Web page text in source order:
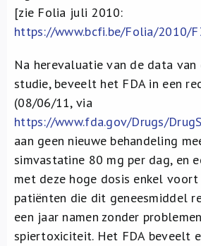
[zie Folia juli 2010:
https://www.bcfi.be/Folia/2010/
Na herevaluatie van de data van
studie, beveelt het FDA in een
(08/06/11, via
https://www.fda.gov/Drugs/
aan geen nieuwe behandeling
simvastatine 80 mg per dag, en
met deze hoge dosis enkel
patiënten die dit geneesmiddel
een jaar namen zonder
spiertoxiciteit. Het FDA beveelt